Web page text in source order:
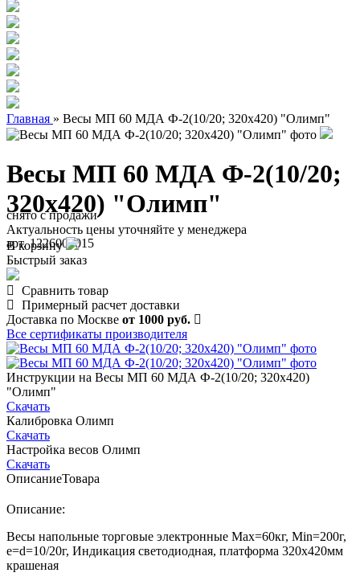
Главная » Весы МП 60 МДА Ф-2(10/20; 320х420) "Олимп"
Весы МП 60 МДА Ф-2(10/20;
320х420) "Олимп"
арт. 1226000015
снято с продажи
Актуальность цены уточняйте у менеджера
В корзину
Быстрый заказ
Сравнить товар
Примерный расчет доставки
Доставка по Москве от 1000 руб.
Все сертификаты производителя
Инструкции на Весы МП 60 МДА Ф-2(10/20; 320х420)
"Олимп"
Скачать
Калибровка Олимп
Скачать
Настройка весов Олимп
Скачать
ОписаниеТовара
Описание:
Весы напольные торговые электронные Max=60кг, Min=200г,
e=d=10/20г, Индикация светодиодная, платформа 320х420мм
крашеная